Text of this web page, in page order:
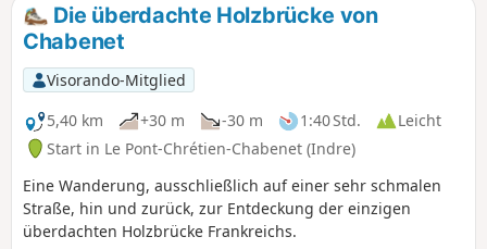
Die überdachte Holzbrücke von
Chabenet
Visorando-Mitglied
5,40 km
+30 m -30 m 1:40 Std.
Leicht
Start in Le Pont-Chrétien-Chabenet (Indre)
Eine Wanderung, ausschließlich auf einer sehr schmalen
Straße, hin und zurück, zur Entdeckung der einzigen
überdachten Holzbrücke Frankreichs.